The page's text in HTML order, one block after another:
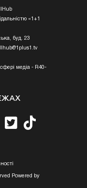
«1+1
буд. 23
сфері медіа - R40-
Powered by